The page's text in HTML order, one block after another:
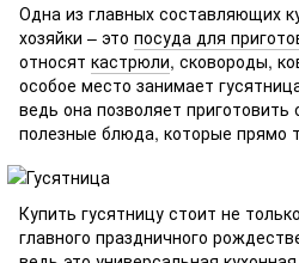
Одна из главных составляющих
хозяйки – это посуда для
относят кастрюли, сковороды,
особое место занимает
ведь она позволяет приготовить
полезные блюда, которые прямо
Купить гусятницу стоит не
главного праздничного